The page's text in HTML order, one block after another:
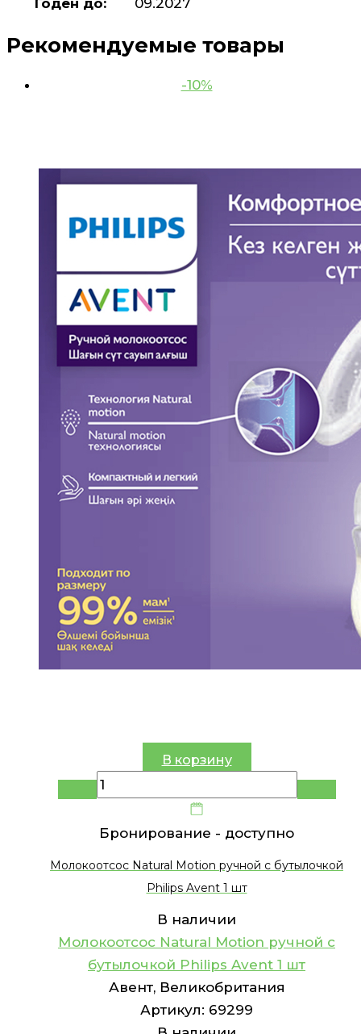
Рекомендуемые товары
-10%
В корзину
Бронирование - доступно
Молокоотсос Natural Motion ручной с бутылочкой
Philips Avent 1 шт
В наличии
Молокоотсос Natural Motion ручной с
бутылочкой Philips Avent 1 шт
Авент, Великобритания
Артикул: 69299